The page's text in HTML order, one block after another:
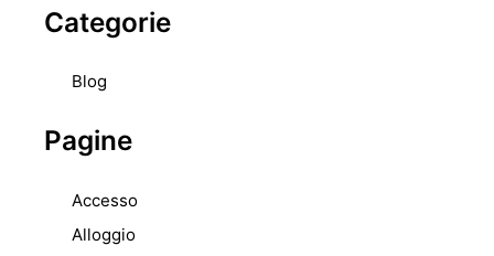
Categorie
Blog
Pagine
Accesso
Alloggio